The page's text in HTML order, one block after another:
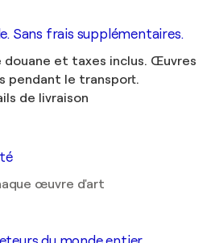
Sans frais supplémentaires.
douane et taxes inclus. Œuvres
pendant le transport.
de livraison
œuvre d'art